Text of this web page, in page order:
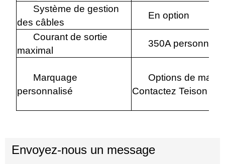
Système de gestion
des câbles
En option
Courant de sortie
maximal
350A
Marquage
personnalisé
Options de
Contactez Teison
Envoyez-nous un message